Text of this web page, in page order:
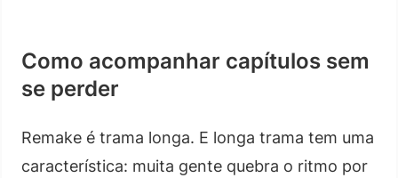
Como acompanhar capítulos sem
se perder
Remake é trama longa. E longa trama tem uma
característica: muita gente quebra o ritmo por